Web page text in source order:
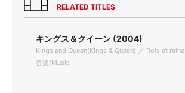
RELATED TITLES
キングス＆クイーン (2004)
Kings and Queen(Kings & Queen) ／ Rois et reine
音楽/Music